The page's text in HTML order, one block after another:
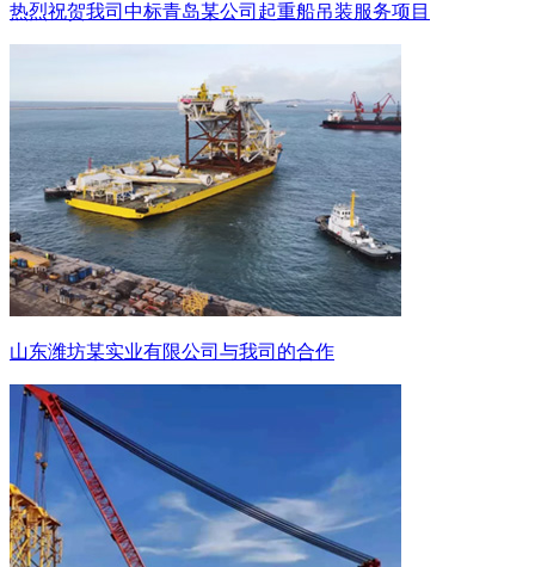
热烈祝贺我司中标青岛某公司起重船吊装服务项目
山东潍坊某实业有限公司与我司的合作